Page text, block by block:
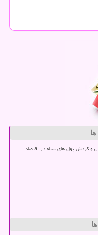
ها
و گردش پول های سیاه در اقتصاد